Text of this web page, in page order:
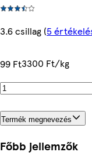
3.6 csillag (5
99 Ft3300 Ft/kg
Termék megnevezés
Főbb jellemzők